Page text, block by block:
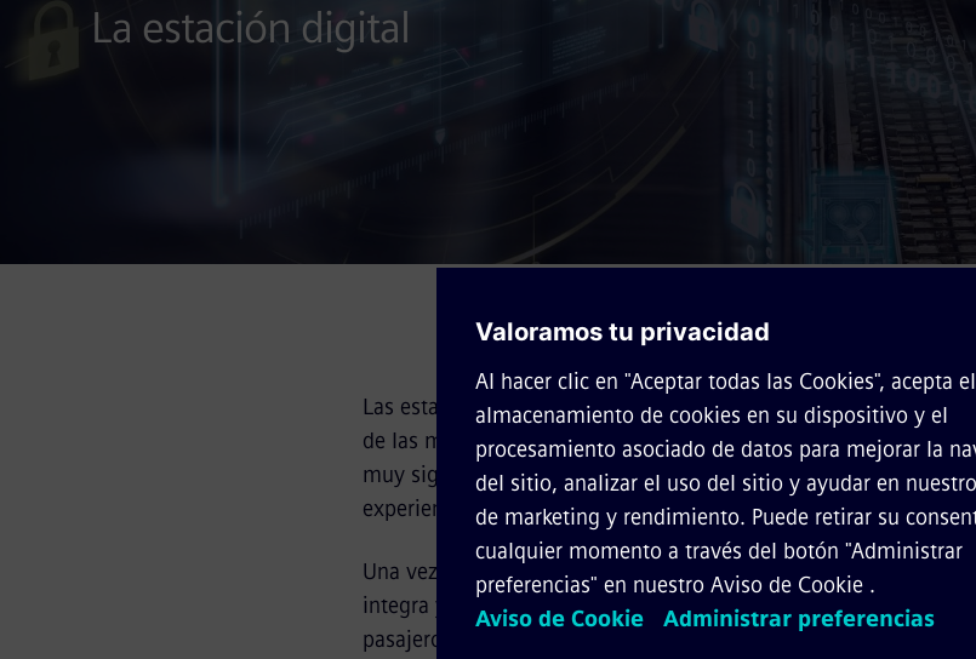
La estación digital
Las estaciones suponen el punto central de la movilidad
de las mismas, junto con la mejora de la gestión de los flujos
muy significativo tanto en la disponibilidad y aprovechamiento
experiencia del viajero.
Una vez más, la digitalización juega un papel clave. El modelo
integra y analiza los datos de varios subsistemas (gestión de
pasajeros, videovigilancia, control de accesos, megafonía,